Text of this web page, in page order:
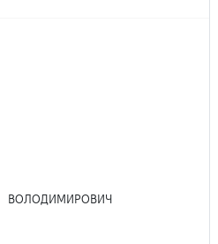
ВОЛОДИМИРОВИЧ